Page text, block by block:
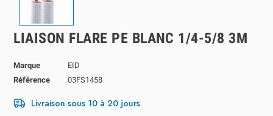
LIAISON FLARE PE BLANC 1/4-5/8 3M
Marque
EID
Référence
03FS1458
Livraison sous 10 à 20 jours